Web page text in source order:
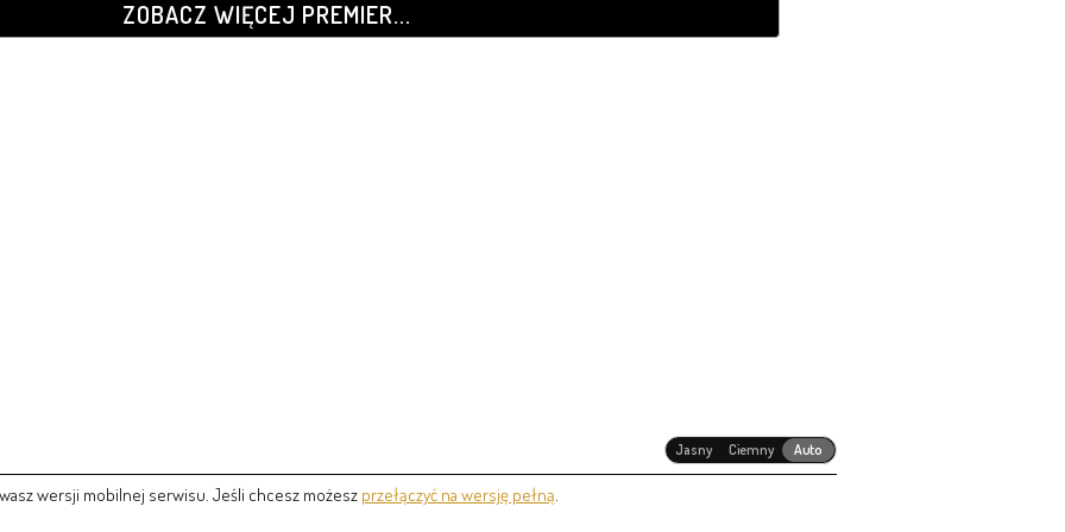
ZOBACZ WIĘCEJ PREMIER...
Jasny Ciemny Auto
wersji mobilnej serwisu. Jeśli chcesz możesz przełączyć na wersję pełną